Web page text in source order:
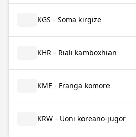
KGS - Soma kirgize
KHR - Riali kamboxhian
KMF - Franga komore
KRW - Uoni koreano-jugor